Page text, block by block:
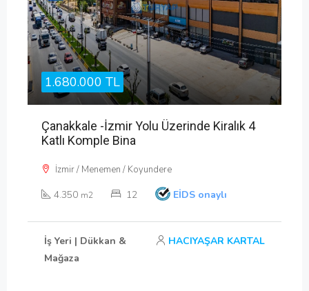
1.680.000 TL
Çanakkale -İzmir Yolu Üzerinde Kiralık 4
Katlı Komple Bina
İzmir / Menemen / Koyundere
4.350 m2 12 EİDS onaylı
İş Yeri | Dükkan &
Mağaza
HACIYAŞAR KARTAL